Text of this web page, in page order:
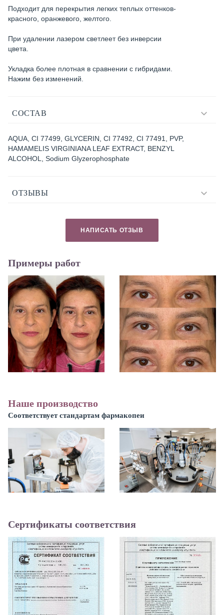
Подходит для перекрытия легких теплых оттенков-
красного, оранжевого, желтого.
При удалении лазером светлеет без инверсии
цвета.
Укладка более плотная в сравнении с гибридами.
Нажим без изменений.
СОСТАВ
AQUA, CI 77499, GLYCERIN, CI 77492, CI 77491, PVP,
HAMAMELIS VIRGINIANA LEAF EXTRACT, BENZYL
ALCOHOL, Sodium Glyzerophosphate
ОТЗЫВЫ
НАПИСАТЬ ОТЗЫВ
Примеры работ
Наше производство
Соответствует стандартам фармакопеи
Сертификаты соответствия